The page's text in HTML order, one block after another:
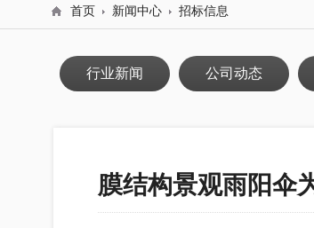
首页 新闻中心 招标信息
行业新闻 公司动态
膜结构景观雨阳伞